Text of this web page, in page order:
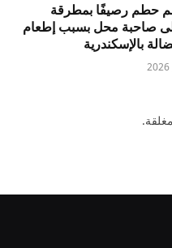
حطم رصيفًا بمطرقة
صاحبة محل بسبب إطعام
بالإسكندرية